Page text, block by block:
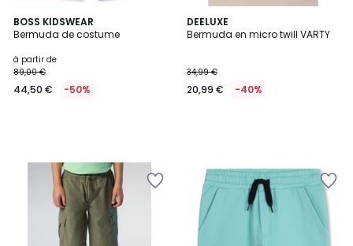
BOSS KIDSWEAR
Bermuda de costume
à partir de
89,00 €
44,50 € -50%
DEELUXE
Bermuda en micro twill VARTY
34,99 €
20,99 € -40%